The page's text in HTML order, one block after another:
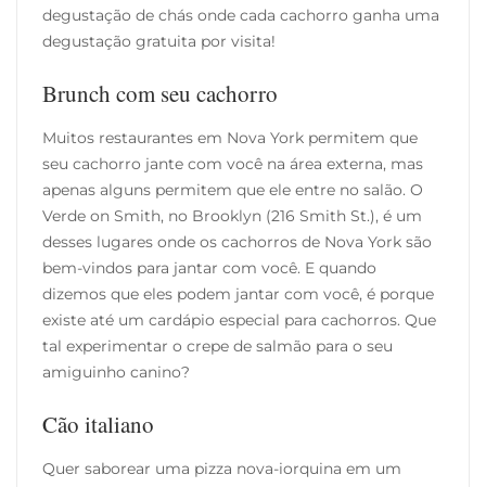
degustação de chás onde cada cachorro ganha uma
degustação gratuita por visita!
Brunch com seu cachorro
Muitos restaurantes em Nova York permitem que
seu cachorro jante com você na área externa, mas
apenas alguns permitem que ele entre no salão. O
Verde on Smith, no Brooklyn (216 Smith St.), é um
desses lugares onde os cachorros de Nova York são
bem-vindos para jantar com você. E quando
dizemos que eles podem jantar com você, é porque
existe até um cardápio especial para cachorros. Que
tal experimentar o crepe de salmão para o seu
amiguinho canino?
Cão italiano
Quer saborear uma pizza nova-iorquina em um